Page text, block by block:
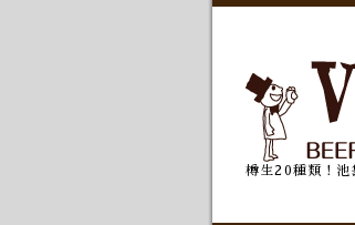
樽生20種類！池